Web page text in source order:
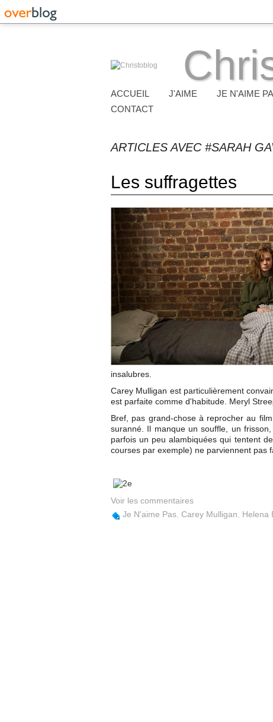
ACCUEIL J'AIME JE N'AIME
CONTACT
ARTICLES AVEC #SARAH
Les suffragettes
insalubres.
Carey Mulligan est particulièrement
est parfaite comme d'habitude. Meryl
Bref, pas grand-chose à reprocher au
suranné. Il manque un souffle, un
parfois un peu alambiquées qui tentent
courses par exemple) ne parviennent pas
Voir les commentaires
Je N'aime Pas Carey Mulligan Helena